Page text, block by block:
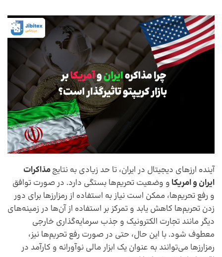
آینده ارزهای دیجیتال در ایران، تا حد زیادی به نتایجمذاکرات
ایران و امریکا و وضعیت تحریم‌ها بستگی دارد. در صورت توافق
و رفع تحریم‌ها، ممکن است نیاز به استفاده از رمزارزها برای دور
زدن تحریم‌ها کاهش یابد و تمرکز بر استفاده از آن‌ها در زمینه‌های
دیگر مانند تجارت الکترونیک و جذب سرمایه‌گذاری خارجی
معطوف شود. با این حال، حتی در صورت رفع تحریم‌ها نیز،
رمزارزها می‌توانند به عنوان یک ابزار مالی نوآورانه و کارآمد در